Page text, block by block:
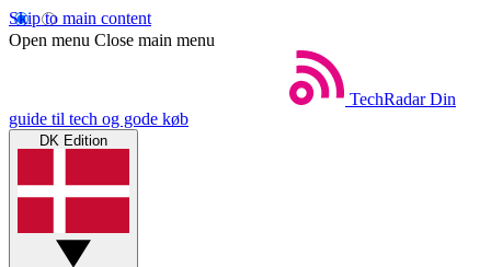
Skip to main content
Open menu Close main menu
TechRadar Din
guide til tech og gode køb
DK Edition